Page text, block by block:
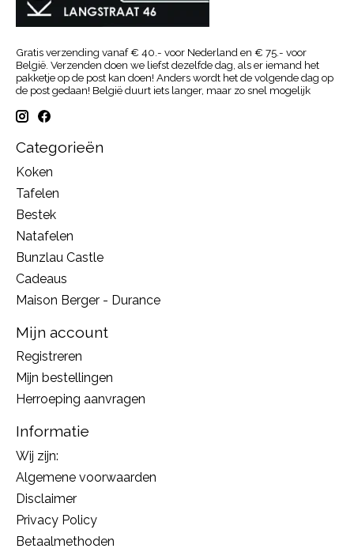
Gratis verzending vanaf € 40.- voor Nederland en € 75.- voor
België. Verzenden doen we liefst dezelfde dag, als er iemand het
pakketje op de post kan doen! Anders wordt het de volgende dag op
de post gedaan! België duurt iets langer, maar zo snel mogelijk
Categorieën
Koken
Tafelen
Bestek
Natafelen
Bunzlau Castle
Cadeaus
Maison Berger - Durance
Mijn account
Registreren
Mijn bestellingen
Herroeping aanvragen
Informatie
Wij zijn:
Algemene voorwaarden
Disclaimer
Privacy Policy
Betaalmethoden